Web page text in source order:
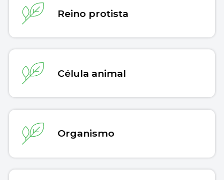
Reino protista
Célula animal
Organismo